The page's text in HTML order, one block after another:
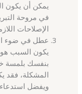
يمكن أن يكون
في مروحة
الإصلاحات
عطل في ضوء
يكون السبب هو
بنفسك بلمسة
المشكلة، فقد
ويفضل استدعاء